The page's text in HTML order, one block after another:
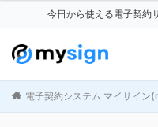
今日から使える電子契約
電子契約システム マイサイン